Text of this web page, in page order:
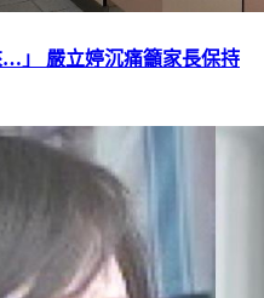
…」 嚴立婷沉痛籲家長保持